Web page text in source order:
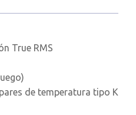
True RMS
de temperatura tipo K